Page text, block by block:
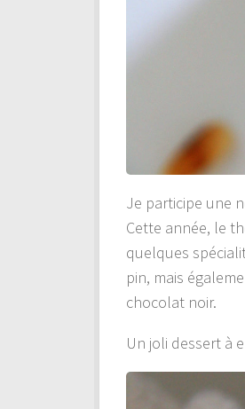
Je participe une
Cette année, le
quelques
pin, mais
chocolat noir.
Un joli dessert à